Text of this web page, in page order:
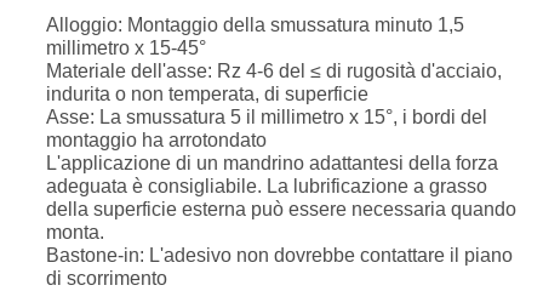
Alloggio: Montaggio della smussatura minuto 1,5
millimetro x 15-45°
Materiale dell'asse: Rz 4-6 del ≤ di rugosità d'acciaio,
indurita o non temperata, di superficie
Asse: La smussatura 5 il millimetro x 15°, i bordi del
montaggio ha arrotondato
L'applicazione di un mandrino adattantesi della forza
adeguata è consigliabile. La lubrificazione a grasso
della superficie esterna può essere necessaria quando
monta.
Bastone-in: L'adesivo non dovrebbe contattare il piano
di scorrimento